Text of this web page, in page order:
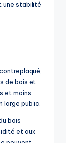
une stabilité
de bois et
et moins
large public.
bois
et aux